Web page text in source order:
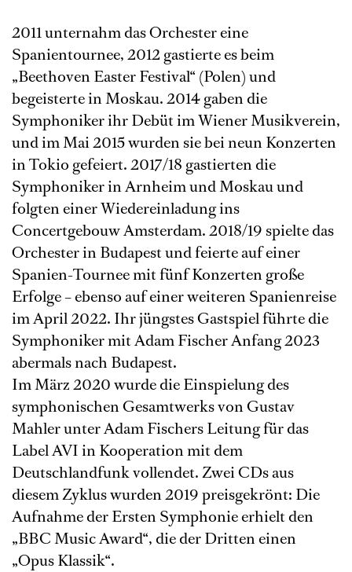
2011 unternahm das Orchester eine
Spanientournee, 2012 gastierte es beim
„Beethoven Easter Festival“ (Polen) und
begeisterte in Moskau. 2014 gaben die
Symphoniker ihr Debüt im Wiener Musikverein,
und im Mai 2015 wurden sie bei neun Konzerten
in Tokio gefeiert. 2017/18 gastierten die
Symphoniker in Arnheim und Moskau und
folgten einer Wiedereinladung ins
Concertgebouw Amsterdam. 2018/19 spielte das
Orchester in Budapest und feierte auf einer
Spanien-Tournee mit fünf Konzerten große
Erfolge – ebenso auf einer weiteren Spanienreise
im April 2022. Ihr jüngstes Gastspiel führte die
Symphoniker mit Adam Fischer Anfang 2023
abermals nach Budapest.
Im März 2020 wurde die Einspielung des
symphonischen Gesamtwerks von Gustav
Mahler unter Adam Fischers Leitung für das
Label AVI in Kooperation mit dem
Deutschlandfunk vollendet. Zwei CDs aus
diesem Zyklus wurden 2019 preisgekrönt: Die
Aufnahme der Ersten Symphonie erhielt den
„BBC Music Award“, die der Dritten einen
„Opus Klassik“.